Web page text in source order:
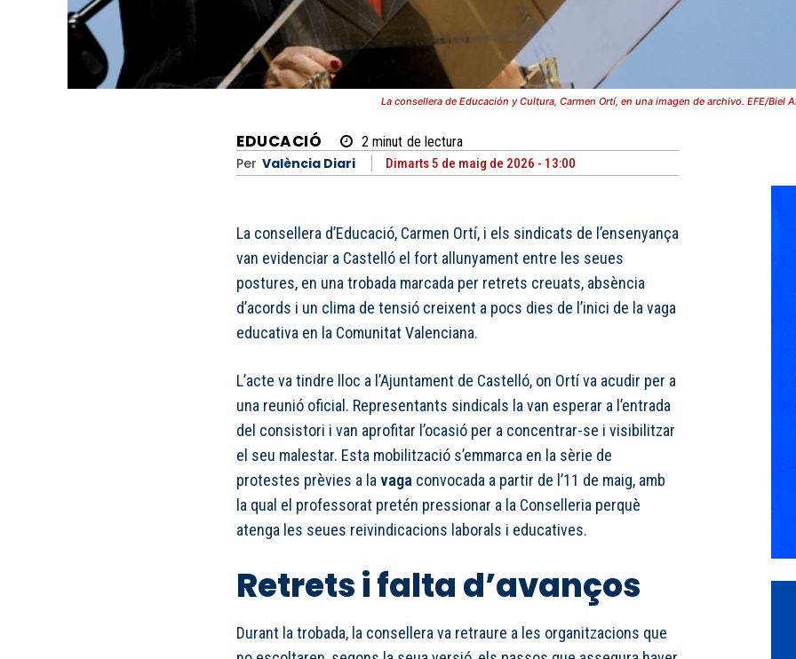
La consellera de Educación y Cultura, Carmen Ortí, en una imagen de archivo. EFE/Biel
EDUCACIÓ 2 minut de lectura
Per València Diari Dimarts 5 de maig de 2026 - 13:00
La consellera d’Educació, Carmen Ortí, i els sindicats de l’ensenyança
van evidenciar a Castelló el fort allunyament entre les seues
postures, en una trobada marcada per retrets creuats, absència
d’acords i un clima de tensió creixent a pocs dies de l’inici de la vaga
educativa en la Comunitat Valenciana.
L’acte va tindre lloc a l’Ajuntament de Castelló, on Ortí va acudir per a
una reunió oficial. Representants sindicals la van esperar a l’entrada
del consistori i van aprofitar l’ocasió per a concentrar-se i visibilitzar
el seu malestar. Esta mobilització s’emmarca en la sèrie de
protestes prèvies a lavaga convocada a partir de l’11 de maig, amb
la qual el professorat pretén pressionar a la Conselleria perquè
atenga les seues reivindicacions laborals i educatives.
Retrets i falta d’avanços
Durant la trobada, la consellera va retraure a les organitzacions que